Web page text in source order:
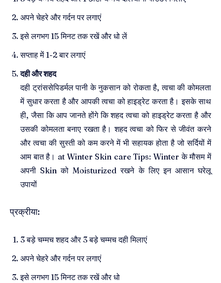
अपने चेहरे और गर्दन पर लगाएं
इसे लगभग 15 मिनट तक रखें और धो लें
सप्ताह में 1-2 बार लगाएं
दही और शहद
दही ट्रांससेपिडर्मल पानी के नुकसान को रोकता है, त्वचा की कोमलता
में सुधार करता है और आपकी त्वचा को हाइड्रेट करता है। इसके साथ
ही, जैसा कि आप जानते होंगे कि शहद त्वचा को हाइड्रेट करता है और
उसकी कोमलता बनाए रखता है। शहद त्वचा को फिर से जीवंत करने
और त्वचा की सुस्ती को कम करने में भी सहायक होता है जो सर्दियों में
आम बात है। at Winter Skin care Tips: Winter के मौसम में
अपनी Skin को Moisturized रखने के लिए इन आसान घरेलू
उपायों
प्रक्रीया:
3 बड़े चम्मच शहद और 3 बड़े चम्मच दही मिलाएं
अपने चेहरे और गर्दन पर लगाएं
इसे लगभग 15 मिनट तक रखें और धो